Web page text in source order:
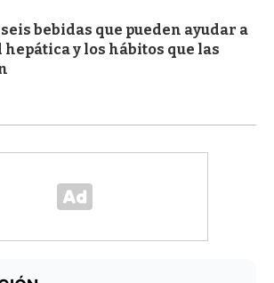
bebidas que pueden ayudar a
y los hábitos que las